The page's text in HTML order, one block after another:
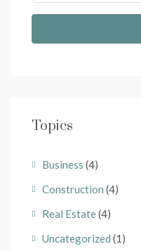
Topics
Business (4)
Construction (4)
Real Estate(4)
Uncategorized (1)